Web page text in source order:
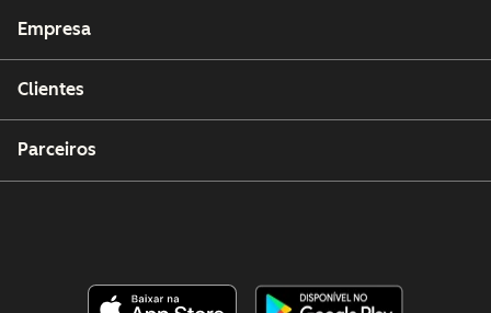
Empresa
Clientes
Parceiros